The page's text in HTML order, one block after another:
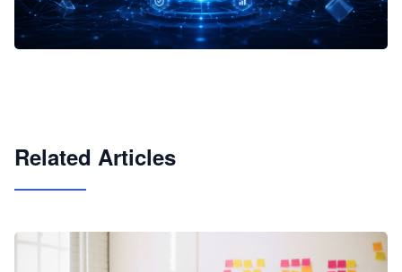
Related Articles